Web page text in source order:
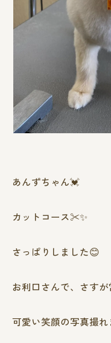
あんずちゃん💓
カットコース✂️✨
さっぱりしました😊
お利口さんで、さす
可愛い笑顔の写真撮れ